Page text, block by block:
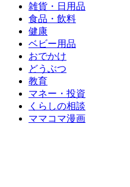
雑貨・日用品
食品・飲料
健康
ベビー用品
おでかけ
どうぶつ
教育
マネー・投資
くらしの相談
ママコマ漫画